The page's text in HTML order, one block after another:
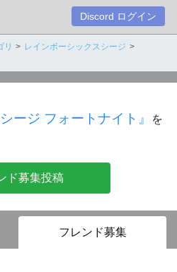
Discord ログイン
リ
レインボーシックスシージ
ージ フォートナイト』
を
ド募集投稿
フレンド募集